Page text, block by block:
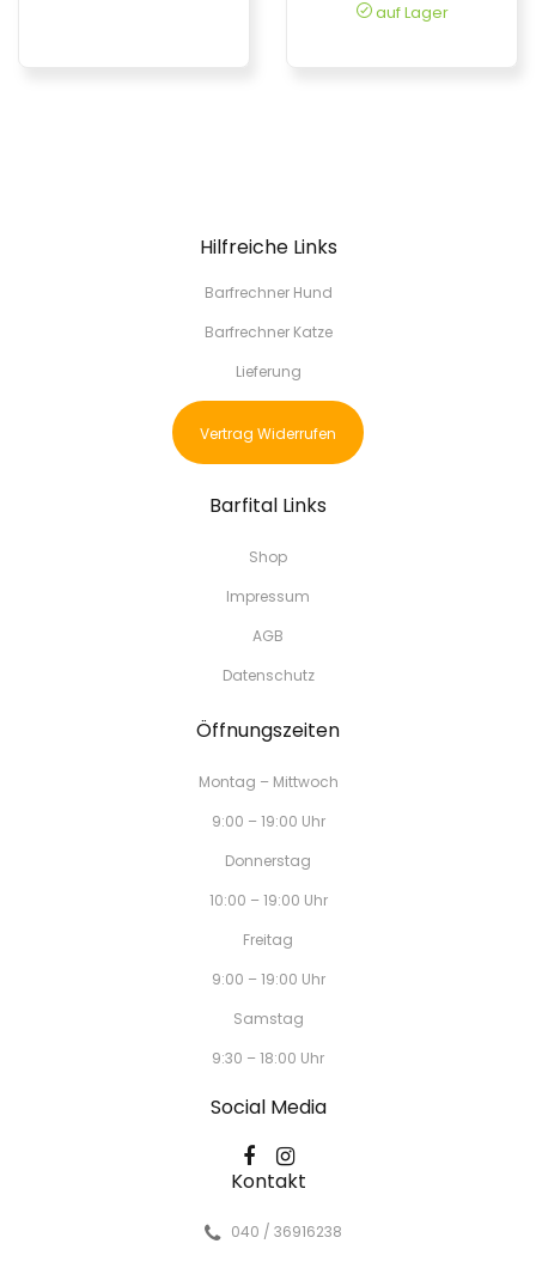
auf Lager
Hilfreiche Links
Barfrechner Hund
Barfrechner Katze
Lieferung
Vertrag Widerrufen
Barfital Links
Shop
Impressum
AGB
Datenschutz
Öffnungszeiten
Montag – Mittwoch
9:00 – 19:00 Uhr
Donnerstag
10:00 – 19:00 Uhr
Freitag
9:00 – 19:00 Uhr
Samstag
9:30 – 18:00 Uhr
Social Media
Kontakt
040 / 36916238